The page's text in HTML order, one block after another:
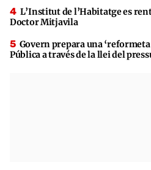
L’Institut de l’Habitatge es
Doctor Mitjavila
Govern prepara una
Pública a través de la llei del